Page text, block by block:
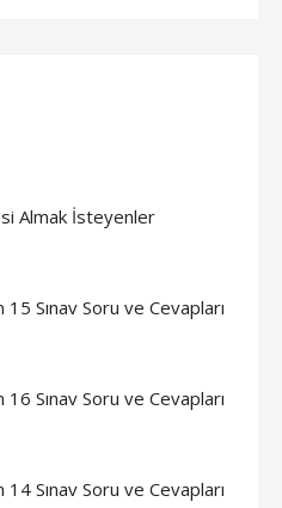
Almak İsteyenler
15 Sınav Soru ve Cevapları
16 Sınav Soru ve Cevapları
14 Sınav Soru ve Cevapları